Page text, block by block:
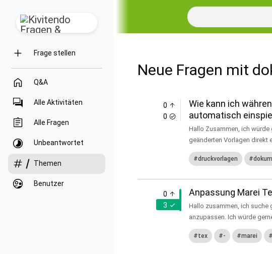
Frage stellen
Q&A
Alle Aktivitäten
Alle Fragen
Unbeantwortet
Themen
Benutzer
Neue Fragen mit
0
0
Wie kann ich
automatisch
Hallo Zusammen, ich
geänderten Vorlagen direkt
druckvorlagen
0
3
Anpassung Marei
Hallo zusammen, ich suche
anzupassen. Ich würde
tex - marei